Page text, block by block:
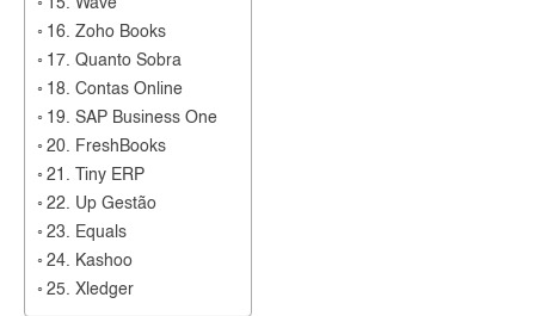
15. Wave
16. Zoho Books
17. Quanto Sobra
18. Contas Online
19. SAP Business One
20. FreshBooks
21. Tiny ERP
22. Up Gestão
23. Equals
24. Kashoo
25. Xledger